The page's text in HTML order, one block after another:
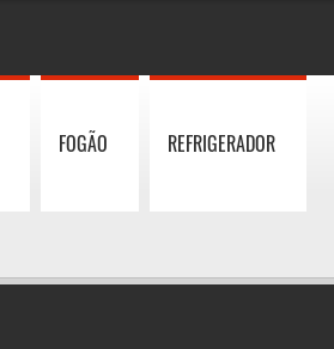
FOGÃO REFRIGERADOR